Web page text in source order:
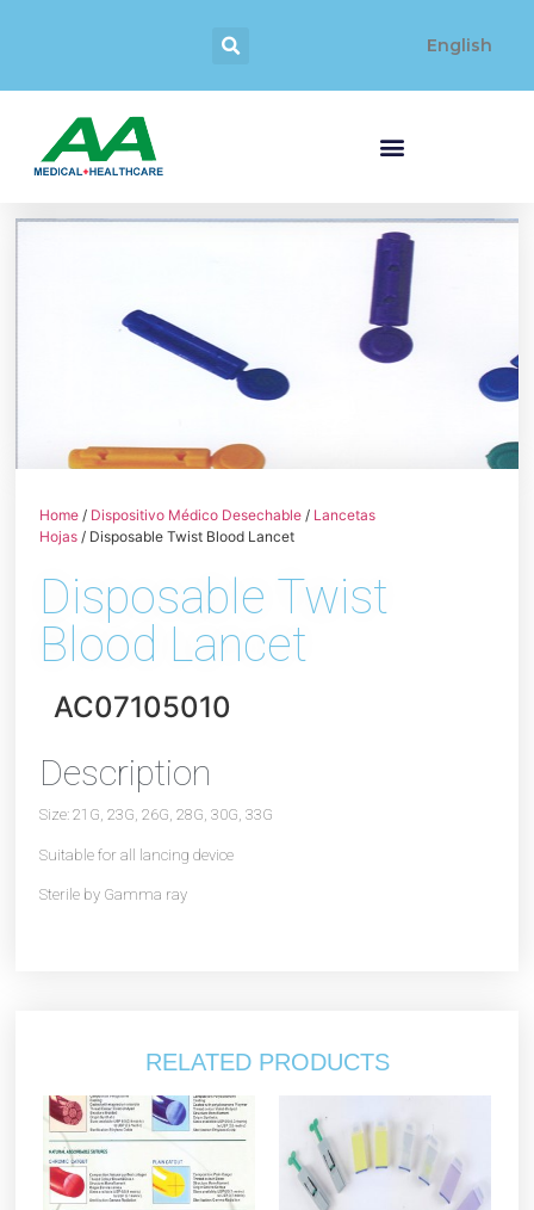
English
Home / Dispositivo Médico Desechable / Lancetas
Hojas / Disposable Twist Blood Lancet
Disposable Twist
Blood Lancet
AC07105010
Description
Size: 21G, 23G, 26G, 28G, 30G, 33G
Suitable for all lancing device
Sterile by Gamma ray
RELATED PRODUCTS